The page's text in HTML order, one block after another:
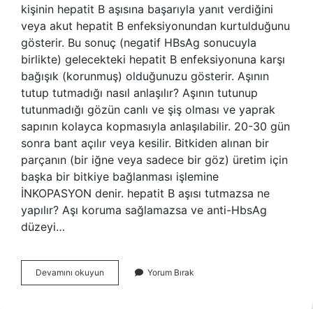
kişinin hepatit B aşısına başarıyla yanıt verdiğini
veya akut hepatit B enfeksiyonundan kurtulduğunu
gösterir. Bu sonuç (negatif HBsAg sonucuyla
birlikte) gelecekteki hepatit B enfeksiyonuna karşı
bağışık (korunmuş) olduğunuzu gösterir. Aşının
tutup tutmadığı nasıl anlaşılır? Aşının tutunup
tutunmadığı gözün canlı ve şiş olması ve yaprak
sapının kolayca kopmasıyla anlaşılabilir. 20-30 gün
sonra bant açılır veya kesilir. Bitkiden alınan bir
parçanın (bir iğne veya sadece bir göz) üretim için
başka bir bitkiye bağlanması işlemine
İNKOPASYON denir. hepatit B aşısı tutmazsa ne
yapılır? Aşı koruma sağlamazsa ve anti-HbsAg
düzeyi…
Devamını okuyun
Aşısı
Yorum Bırak